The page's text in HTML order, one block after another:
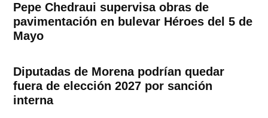
Pepe Chedraui supervisa obras de
pavimentación en bulevar Héroes del 5 de
Mayo
Diputadas de Morena podrían quedar
fuera de elección 2027 por sanción
interna